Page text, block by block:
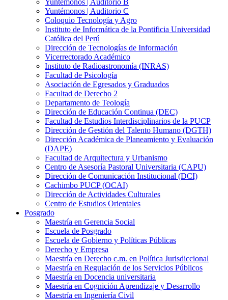
Yuntémonos | Auditorio B
Yuntémonos | Auditorio C
Coloquio Tecnología y Agro
Instituto de Informática de la Pontificia Universidad
Católica del Perú
Dirección de Tecnologías de Información
Vicerrectorado Académico
Instituto de Radioastronomía (INRAS)
Facultad de Psicología
Asociación de Egresados y Graduados
Facultad de Derecho 2
Departamento de Teología
Dirección de Educación Continua (DEC)
Facultad de Estudios Interdisciplinarios de la PUCP
Dirección de Gestión del Talento Humano (DGTH)
Dirección Académica de Planeamiento y Evaluación
(DAPE)
Facultad de Arquitectura y Urbanismo
Centro de Asesoría Pastoral Universitaria (CAPU)
Dirección de Comunicación Institucional (DCI)
Cachimbo PUCP (OCAI)
Dirección de Actividades Culturales
Centro de Estudios Orientales
Posgrado
Maestría en Gerencia Social
Escuela de Posgrado
Escuela de Gobierno y Políticas Públicas
Derecho y Empresa
Maestría en Derecho c.m. en Política Jurisdiccional
Maestría en Regulación de los Servicios Públicos
Maestría en Docencia universitaria
Maestría en Cognición Aprendizaje y Desarrollo
Maestría en Ingeniería Civil